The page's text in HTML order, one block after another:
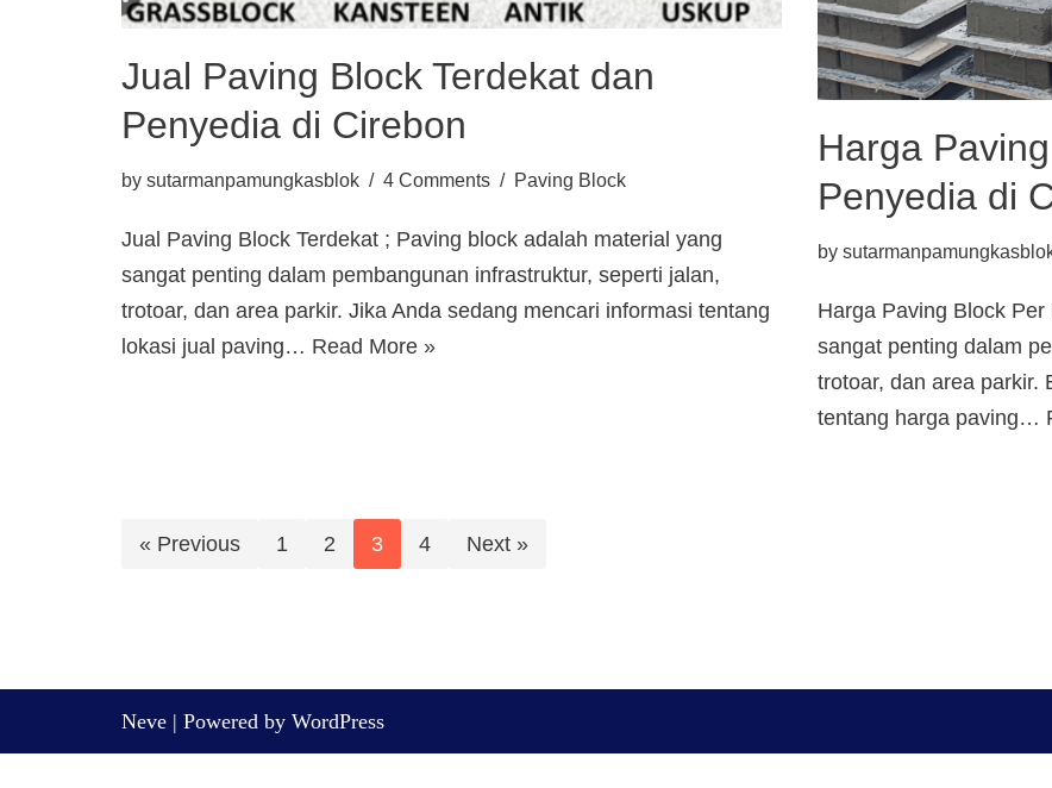
Jual Paving Block Terdekat dan
Penyedia di Cirebon
by sutarmanpamungkasblok 4 Comments Paving Block
Jual Paving Block Terdekat ; Paving block adalah material yang
sangat penting dalam pembangunan infrastruktur, seperti jalan,
trotoar, dan area parkir. Jika Anda sedang mencari informasi tentang
lokasi jual paving… Read More »
Harga
Penyedia di
by
Harga Paving Block
sangat penting dalam
trotoar, dan area parkir.
tentang harga paving…
« Previous 1 2 3 4 Next »
Neve | Powered by WordPress